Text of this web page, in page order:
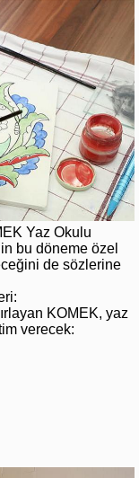
Yaz Okulu
bu döneme özel
de sözlerine
KOMEK, yaz
verecek: